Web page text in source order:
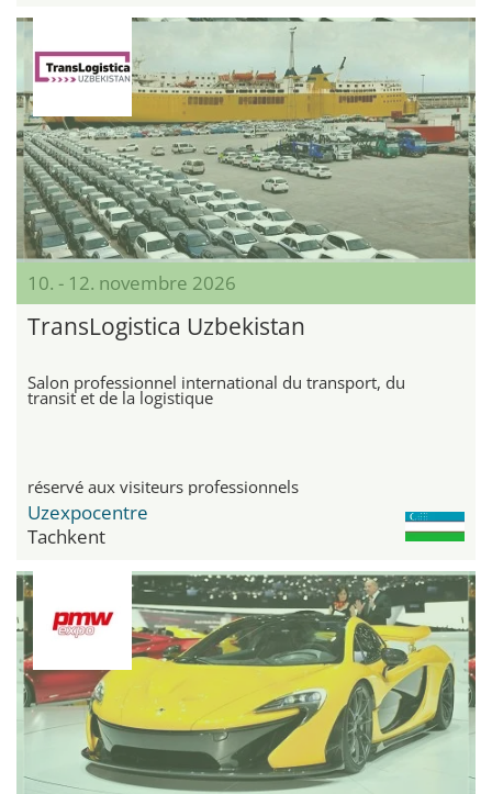
10. - 12. novembre 2026
TransLogistica Uzbekistan
Salon professionnel international du transport, du
transit et de la logistique
réservé aux visiteurs professionnels
Uzexpocentre
Tachkent